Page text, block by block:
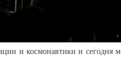
и космонавтики и сегодня